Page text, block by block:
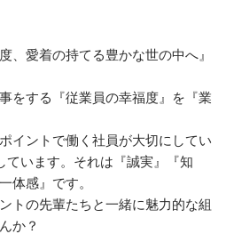
、愛着の持てる豊かな世の中へ』
をする『従業員の幸福度』を『業
イントで働く社員が大切にしてい
ています。それは『誠実』『知
体感』です。
トの先輩たちと一緒に魅力的な組
か？